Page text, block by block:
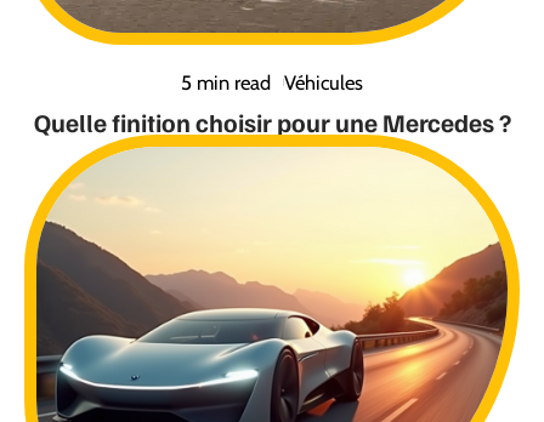
5 min read Véhicules
Quelle finition choisir pour une Mercedes ?